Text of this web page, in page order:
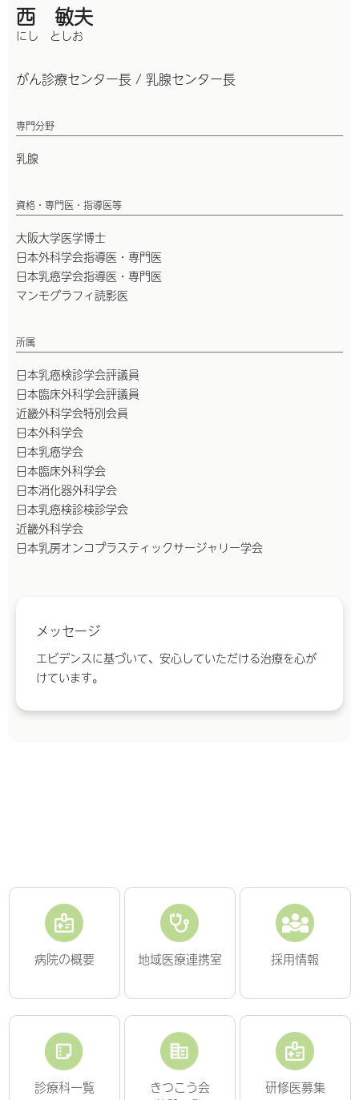
西 敏夫
にし としお
がん診療センター長 / 乳腺センター長
専門分野
乳腺
資格・専門医・指導医等
大阪大学医学博士
日本外科学会指導医・専門医
日本乳癌学会指導医・専門医
マンモグラフィ読影医
所属
日本乳癌検診学会評議員
日本臨床外科学会評議員
近畿外科学会特別会員
日本外科学会
日本乳癌学会
日本臨床外科学会
日本消化器外科学会
日本乳癌検診検診学会
近畿外科学会
日本乳房オンコプラスティックサージャリー学会
メッセージ
エビデンスに基づいて、安心していただける治療を心が
けています。
病院の概要 地域医療連携室 採用情報
診療科一覧
きつこう会
研修医募集